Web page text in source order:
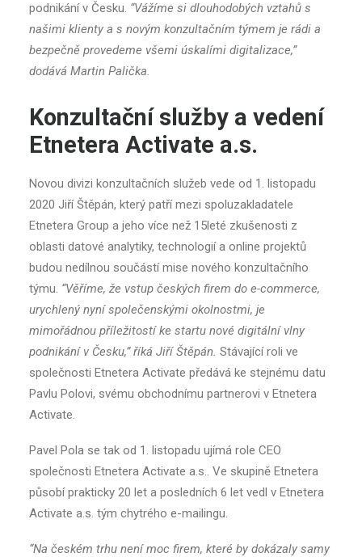
podnikání v Česku. “Vážíme si dlouhodobých vztahů s
našimi klienty a s novým konzultačním týmem je rádi a
bezpečně provedeme všemi úskalími digitalizace,”
dodává Martin Palička.
Konzultační služby a vedení
Etnetera Activate a.s.
Novou divizi konzultačních služeb vede od 1. listopadu
2020 Jiří Štěpán, který patří mezi spoluzakladatele
Etnetera Group a jeho více než 15leté zkušenosti z
oblasti datové analytiky, technologií a online projektů
budou nedílnou součástí mise nového konzultačního
týmu. “Věříme, že vstup českých firem do e-commerce,
urychlený nyní společenskými okolnostmi, je
mimořádnou příležitostí ke startu nové digitální vlny
podnikání v Česku,” říká Jiří Štěpán. Stávající roli ve
společnosti Etnetera Activate předává ke stejnému datu
Pavlu Polovi, svému obchodnímu partnerovi v Etnetera
Activate.
Pavel Pola se tak od 1. listopadu ujímá role CEO
společnosti Etnetera Activate a.s.. Ve skupině Etnetera
působí prakticky 20 let a posledních 6 let vedl v Etnetera
Activate a.s. tým chytrého e-mailingu.
“Na českém trhu není moc firem, které by dokázaly samy